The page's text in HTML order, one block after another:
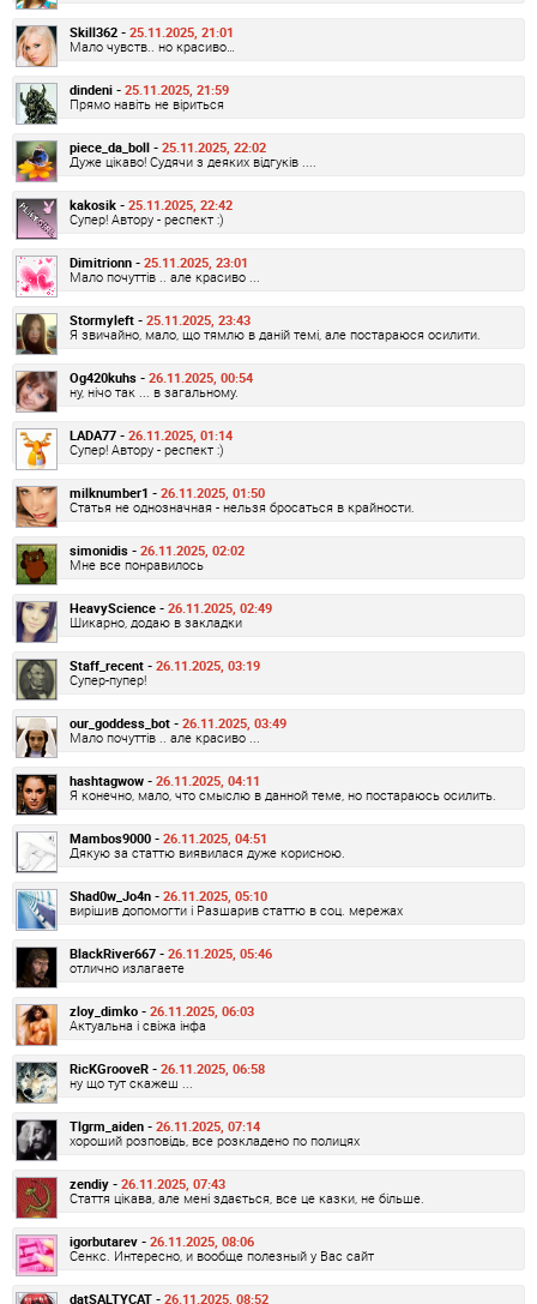
Skill362 - 25.11.2025, 21:01
Мало чувств.. но красиво…
dindeni - 25.11.2025, 21:59
Прямо навіть не віриться
piece_da_boll - 25.11.2025, 22:02
Дуже цікаво! Судячи з деяких відгуків ....
kakosik - 25.11.2025, 22:42
Супер! Автору - респект :)
Dimitrionn - 25.11.2025, 23:01
Мало почуттів .. але красиво ...
Stormyleft - 25.11.2025, 23:43
Я звичайно, мало, що тямлю в даній темі, але постараюся осилити.
Og420kuhs - 26.11.2025, 00:54
ну, нічо так ... в загальному.
LADA77 - 26.11.2025, 01:14
Супер! Автору - респект :)
milknumber1 - 26.11.2025, 01:50
Статья не однозначная - нельзя бросаться в крайности.
simonidis - 26.11.2025, 02:02
Мне все понравилось
HeavyScience - 26.11.2025, 02:49
Шикарно, додаю в закладки
Staff_recent - 26.11.2025, 03:19
Супер-пупер!
our_goddess_bot - 26.11.2025, 03:49
Мало почуттів .. але красиво ...
hashtagwow - 26.11.2025, 04:11
Я конечно, мало, что смыслю в данной теме, но постараюсь осилить.
Mambos9000 - 26.11.2025, 04:51
Дякую за статтю виявилася дуже корисною.
Shad0w_Jo4n - 26.11.2025, 05:10
вирішив допомогти і Разшарив статтю в соц. мережах
BlackRiver667 - 26.11.2025, 05:46
отлично излагаете
zloy_dimko - 26.11.2025, 06:03
Актуальна і свіжа інфа
RicKGrooveR - 26.11.2025, 06:58
ну що тут скажеш ...
Tlgrm_aiden - 26.11.2025, 07:14
хороший розповідь, все розкладено по полицях
zendiy - 26.11.2025, 07:43
Стаття цікава, але мені здається, все це казки, не більше.
igorbutarev - 26.11.2025, 08:06
Сенкс. Интересно, и вообще полезный у Вас сайт
datSALTYCAT - 26.11.2025, 08:52